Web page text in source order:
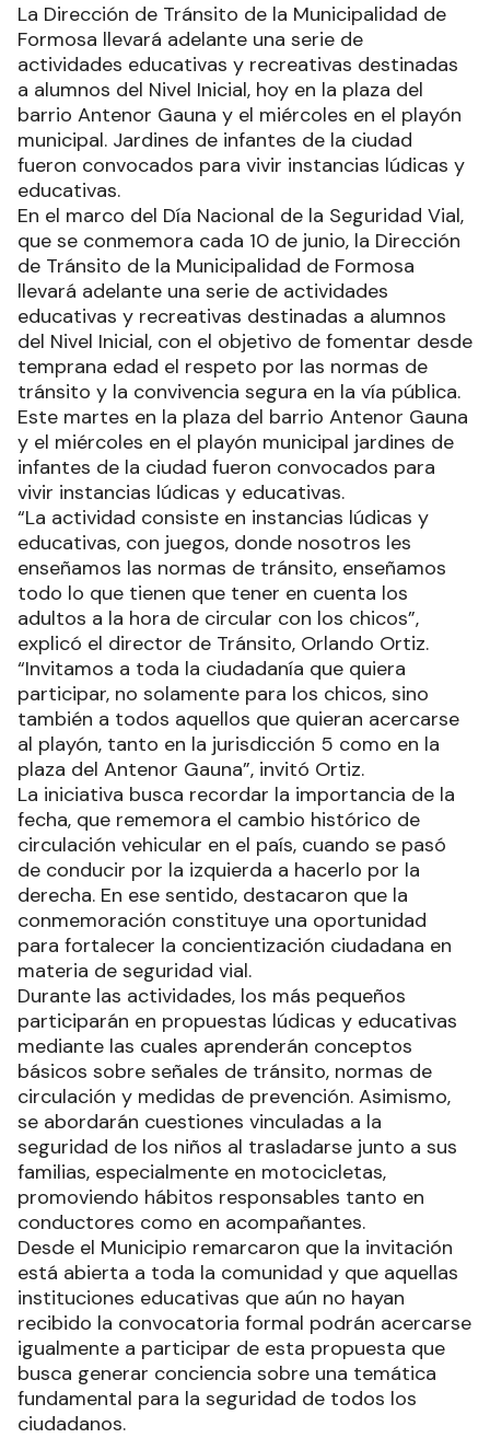
La Dirección de Tránsito de la Municipalidad de
Formosa llevará adelante una serie de
actividades educativas y recreativas destinadas
a alumnos del Nivel Inicial, hoy en la plaza del
barrio Antenor Gauna y el miércoles en el playón
municipal. Jardines de infantes de la ciudad
fueron convocados para vivir instancias lúdicas y
educativas.
En el marco del Día Nacional de la Seguridad Vial,
que se conmemora cada 10 de junio, la Dirección
de Tránsito de la Municipalidad de Formosa
llevará adelante una serie de actividades
educativas y recreativas destinadas a alumnos
del Nivel Inicial, con el objetivo de fomentar desde
temprana edad el respeto por las normas de
tránsito y la convivencia segura en la vía pública.
Este martes en la plaza del barrio Antenor Gauna
y el miércoles en el playón municipal jardines de
infantes de la ciudad fueron convocados para
vivir instancias lúdicas y educativas.
“La actividad consiste en instancias lúdicas y
educativas, con juegos, donde nosotros les
enseñamos las normas de tránsito, enseñamos
todo lo que tienen que tener en cuenta los
adultos a la hora de circular con los chicos”,
explicó el director de Tránsito, Orlando Ortiz.
“Invitamos a toda la ciudadanía que quiera
participar, no solamente para los chicos, sino
también a todos aquellos que quieran acercarse
al playón, tanto en la jurisdicción 5 como en la
plaza del Antenor Gauna”, invitó Ortiz.
La iniciativa busca recordar la importancia de la
fecha, que rememora el cambio histórico de
circulación vehicular en el país, cuando se pasó
de conducir por la izquierda a hacerlo por la
derecha. En ese sentido, destacaron que la
conmemoración constituye una oportunidad
para fortalecer la concientización ciudadana en
materia de seguridad vial.
Durante las actividades, los más pequeños
participarán en propuestas lúdicas y educativas
mediante las cuales aprenderán conceptos
básicos sobre señales de tránsito, normas de
circulación y medidas de prevención. Asimismo,
se abordarán cuestiones vinculadas a la
seguridad de los niños al trasladarse junto a sus
familias, especialmente en motocicletas,
promoviendo hábitos responsables tanto en
conductores como en acompañantes.
Desde el Municipio remarcaron que la invitación
está abierta a toda la comunidad y que aquellas
instituciones educativas que aún no hayan
recibido la convocatoria formal podrán acercarse
igualmente a participar de esta propuesta que
busca generar conciencia sobre una temática
fundamental para la seguridad de todos los
ciudadanos.